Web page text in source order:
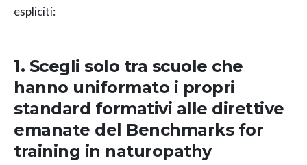
espliciti:
1. Scegli solo tra scuole che
hanno uniformato i propri
standard formativi alle direttive
emanate del Benchmarks for
training in naturopathy